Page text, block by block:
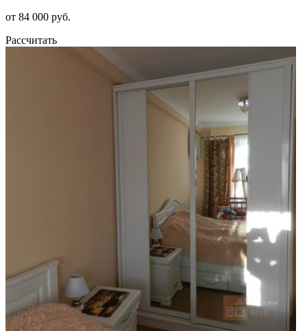
от 84 000 руб.
Рассчитать